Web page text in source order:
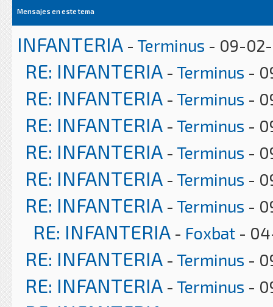
Mensajes en este tema
INFANTERIA - Terminus - 09-02-
RE: INFANTERIA - Terminus -
RE: INFANTERIA - Terminus -
RE: INFANTERIA - Terminus -
RE: INFANTERIA - Terminus -
RE: INFANTERIA - Terminus -
RE: INFANTERIA - Terminus -
RE: INFANTERIA - Foxbat -
RE: INFANTERIA - Terminus -
RE: INFANTERIA - Terminus -